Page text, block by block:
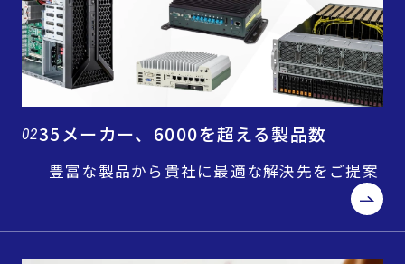
0235メーカー、6000を超える製品数
豊富な製品から貴社に最適な解決先をご提案